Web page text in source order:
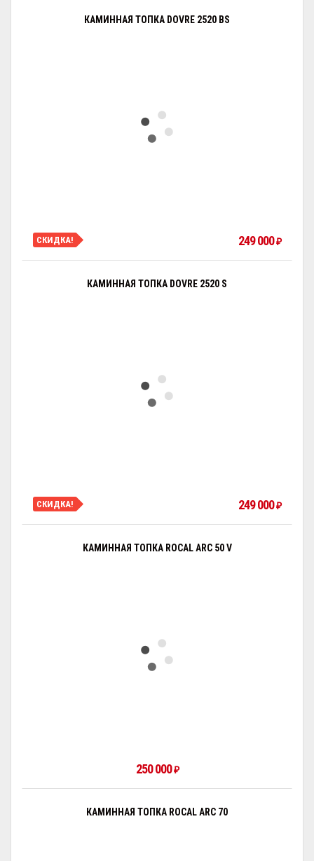
КАМИННАЯ ТОПКА DOVRE 2520 BS
СКИДКА! 249 000₽
КАМИННАЯ ТОПКА DOVRE 2520 S
СКИДКА! 249 000₽
КАМИННАЯ ТОПКА ROCAL ARC 50 V
250 000₽
КАМИННАЯ ТОПКА ROCAL ARC 70